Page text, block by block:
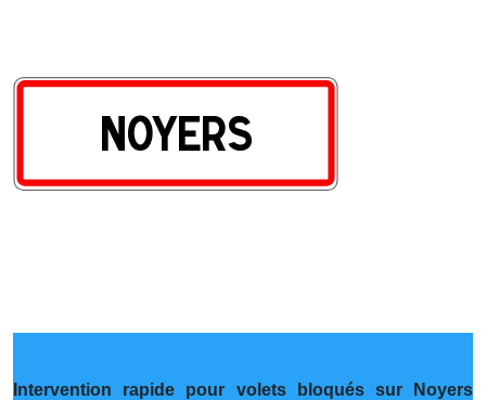
Intervention rapide pour volets bloqués sur Noyers